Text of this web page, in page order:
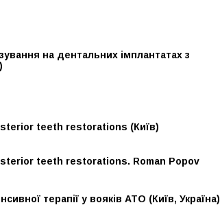
на дентальних імплантатах з
teeth restorations (Київ)
teeth restorations. Roman Popov
терапії у вояків АТО (Київ, Україна)